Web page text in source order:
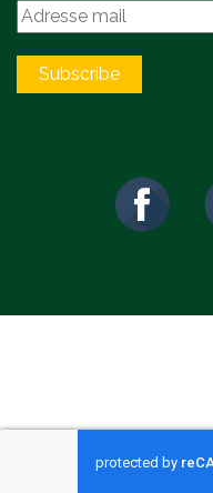
Subscribe